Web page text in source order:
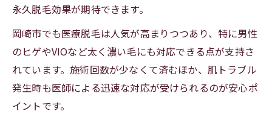
永久脱毛効果が期待できます。
岡崎市でも医療脱毛は人気が高まりつつあり、特に男性
のヒゲやVIOなど太く濃い毛にも対応できる点が支持さ
れています。施術回数が少なくて済むほか、肌トラブル
発生時も医師による迅速な対応が受けられるのが安心ポ
イントです。